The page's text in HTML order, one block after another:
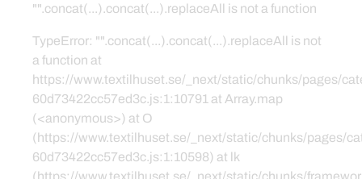
"".concat(...).concat(...).replaceAll is not a function
TypeError: "".concat(...).concat(...).replaceAll is not
a function at
https://www.textilhuset.se/_next/static/chunks/pages/
60d73422cc57ed3c.js:1:10791 at Array.map
(<anonymous>) at O
(https://www.textilhuset.se/_next/static/chunks/pages/
60d73422cc57ed3c.js:1:10598) at lk
(https://www.textilhuset.se/_next/static/chunks/